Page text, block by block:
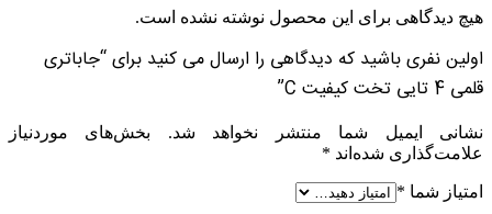
هیچ دیدگاهی برای این محصول نوشته نشده است.
اولین نفری باشید که دیدگاهی را ارسال می کنید برای “جاباتری
قلمی 4 تایی تخت کیفیت C”
نشانی ایمیل شما منتشر نخواهد شد.
بخش‌های موردنیاز
علامت‌گذاری شده‌اند *
امتیاز شما *